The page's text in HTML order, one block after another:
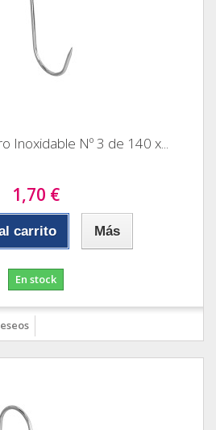
Inoxidable Nº 3 de 140 x...
1,70 €
carrito Más
En stock